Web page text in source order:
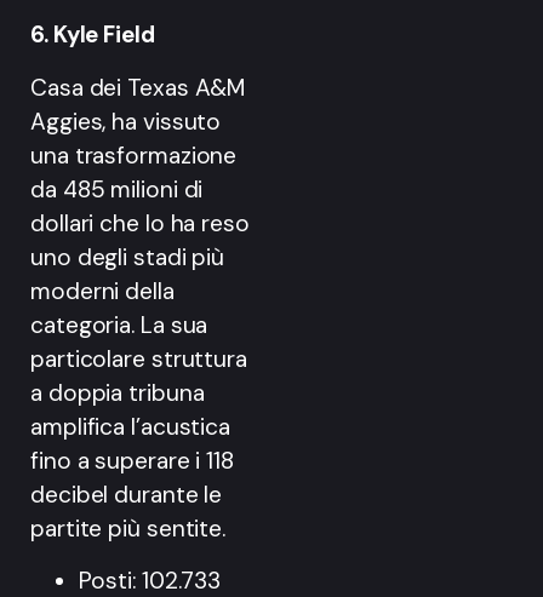
6. Kyle Field
Casa dei Texas A&M
Aggies, ha vissuto
una trasformazione
da 485 milioni di
dollari che lo ha reso
uno degli stadi più
moderni della
categoria. La sua
particolare struttura
a doppia tribuna
amplifica l’acustica
fino a superare i 118
decibel durante le
partite più sentite.
Posti: 102.733